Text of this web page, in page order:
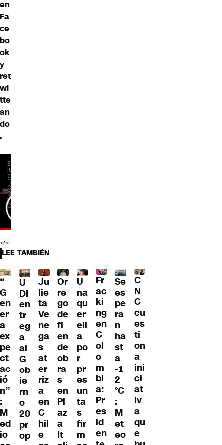
en
Fa
ce
bo
ok
y
ret
wi
tte
an
do
.
LEE TAMBIÉN
“
G
en
er
a
ex
pe
ct
ac
ió
n”
:
M
ed
io
U
DI
en
tr
eg
a
al
G
ob
ie
rn
o
20
pr
op
Ju
lie
ta
Ve
ne
ga
s
at
er
riz
a
en
C
hil
e
Or
re
go
de
fi
en
de
ob
ra
s
en
Pl
az
a
It
U
na
qu
er
ell
a
po
r
pr
es
un
ta
s
fir
m
Fr
ac
ki
ng
en
C
ol
o
m
bi
a:
Pr
es
id
en
Se
es
pe
ra
n
ha
st
a
-1
2
°C
:
M
et
eo
C
N
C
cu
es
ti
on
a
ini
ci
at
iv
a
qu
e